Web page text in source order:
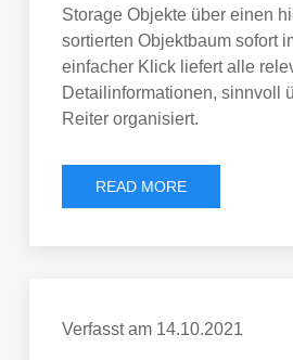
Storage Objekte über einen
sortierten Objektbaum sofort
einfacher Klick liefert alle
Detailinformationen, sinnvoll
Reiter organisiert.
READ MORE
Verfasst am 14.10.2021